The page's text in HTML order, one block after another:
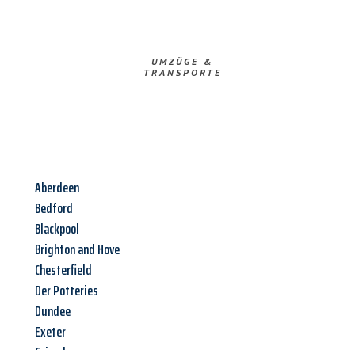
UMZÜGE &
TRANSPORTE
Aberdeen
Bedford
Blackpool
Brighton and Hove
Chesterfield
Der Potteries
Dundee
Exeter